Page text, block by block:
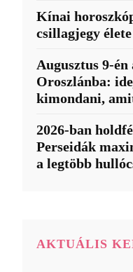
Kínai
csillagjegy
Augusztus 9-
Oroszlánba:
kimondani,
2026-ban
Perseidák
a legtöbb
AKTUÁLIS